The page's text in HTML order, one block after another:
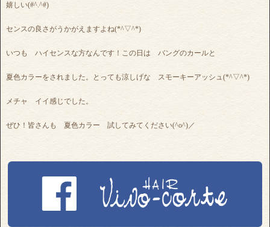
嬉しい(#^.^#)
センスの良さがうかがえますよね(*^▽^*)
いつも ハイセンスな方なんです！この日は バングのカールと
夏色カラーをされました。とっても涼しげな スモーキーアッシュ(*^▽^*)
メチャ イイ感じでした。
ぜひ！皆さんも 夏色カラー 試してみてください(^o^)／